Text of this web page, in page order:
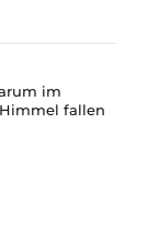
im
fallen